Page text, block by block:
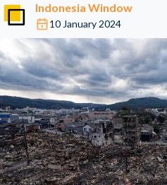
Indonesia Window
10 January 2024